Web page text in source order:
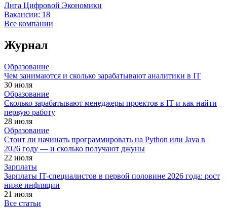
Лига Цифровой Экономики
Вакансии: 18
Все компании
Журнал
Образование
Чем занимаются и сколько зарабатывают аналитики в IT
30 июля
Образование
Сколько зарабатывают менеджеры проектов в IT и как найти
первую работу
28 июля
Образование
Стоит ли начинать программировать на Python или Java в
2026 году — и сколько получают джуны
22 июля
Зарплаты
Зарплаты IT-специалистов в первой половине 2026 года: рост
ниже инфляции
21 июля
Все статьи